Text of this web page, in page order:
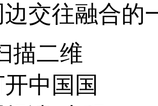
边交往融合